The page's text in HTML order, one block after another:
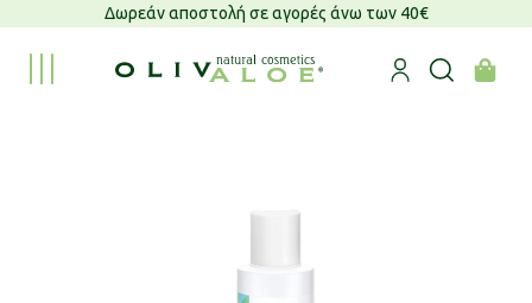
Δωρεάν αποστολή σε αγορές άνω των 40€